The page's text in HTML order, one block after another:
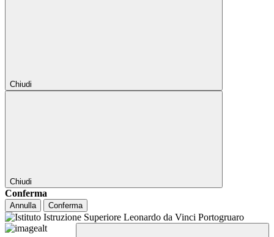
Chiudi
Chiudi
Conferma
Annulla Conferma